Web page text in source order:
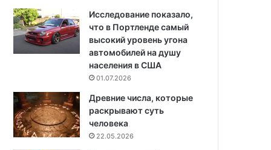
Исследование показало,
что в Портленде самый
высокий уровень угона
автомобилей на душу
населения в США
01.07.2026
Древние числа, которые
раскрывают суть
человека
22.05.2026